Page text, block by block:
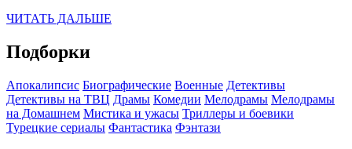
ЧИТАТЬ ДАЛЬШЕ
Подборки
Апокалипсис Биографические Военные Детективы
Детективы на ТВЦ Драмы Комедии Мелодрамы Мелодрамы
на Домашнем Мистика и ужасы Триллеры и боевики
Турецкие сериалы Фантастика Фэнтази